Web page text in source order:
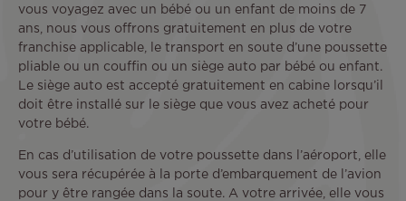
vous voyagez avec un bébé ou un enfant de moins de 7
ans, nous vous offrons gratuitement en plus de votre
franchise applicable, le transport en soute d’une poussette
pliable ou un couffin ou un siège auto par bébé ou enfant.
Le siège auto est accepté gratuitement en cabine lorsqu’il
doit être installé sur le siège que vous avez acheté pour
votre bébé.
En cas d’utilisation de votre poussette dans l’aéroport, elle
vous sera récupérée à la porte d’embarquement de l’avion
pour y être rangée dans la soute. A votre arrivée, elle vous